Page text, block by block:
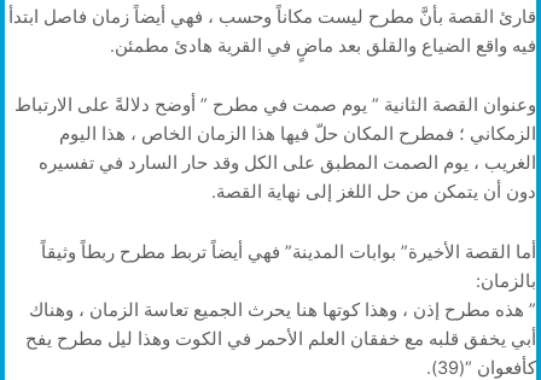
قارئ القصة بأنَّ مطرح ليست مكاناً وحسب ، فهي أيضاً زمان فاصل ابتدأ
فيه واقع الضياع والقلق بعد ماضٍ في القرية هادئ مطمئن.
وعنوان القصة الثانية ” يوم صمت في مطرح ” أوضح دلالةً على الارتباط
الزمكاني ؛ فمطرح المكان حلّ فيها هذا الزمان الخاص ، هذا اليوم
الغريب ، يوم الصمت المطبق على الكل وقد حار السارد في تفسيره
دون أن يتمكن من حل اللغز إلى نهاية القصة.
أما القصة الأخيرة” بوابات المدينة” فهي أيضاً تربط مطرح ربطاً وثيقاً
بالزمان:
” هذه مطرح إذن ، وهذا كوتها هنا يحرث الجميع تعاسة الزمان ، وهناك
أبي يخفق قلبه مع خفقان العلم الأحمر في الكوت وهذا ليل مطرح يفح
كأفعوان “(39).